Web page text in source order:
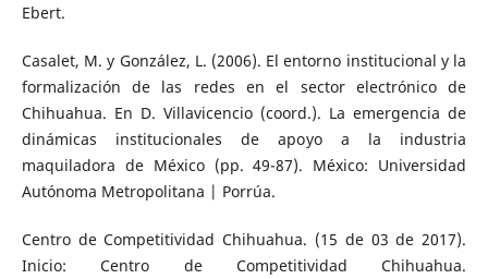
Ebert.
Casalet, M. y González, L. (2006). El entorno institucional y la
formalización de las redes en el sector electrónico de
Chihuahua. En D. Villavicencio (coord.). La emergencia de
dinámicas institucionales de apoyo a la industria
maquiladora de México (pp. 49-87). México: Universidad
Autónoma Metropolitana | Porrúa.
Centro de Competitividad Chihuahua. (15 de 03 de 2017).
Inicio: Centro de Competitividad Chihuahua.